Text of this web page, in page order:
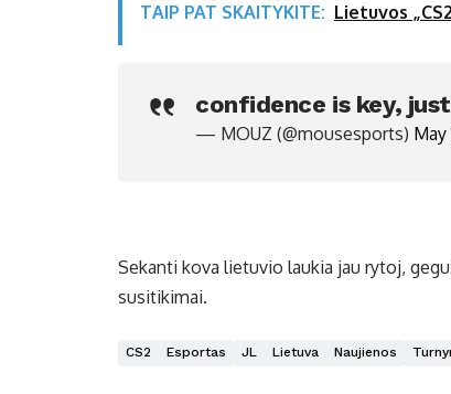
TAIP PAT SKAITYKITE: Lietuvos
confidence is key,
— MOUZ (@mousesports) May
Sekanti kova lietuvio laukia jau rytoj,
susitikimai.
CS2 Esportas JL Lietuva Naujienos